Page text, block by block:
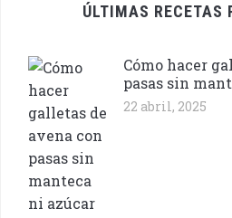
ÚLTIMAS RECETAS
Cómo hacer
pasas sin
22 abril, 2025